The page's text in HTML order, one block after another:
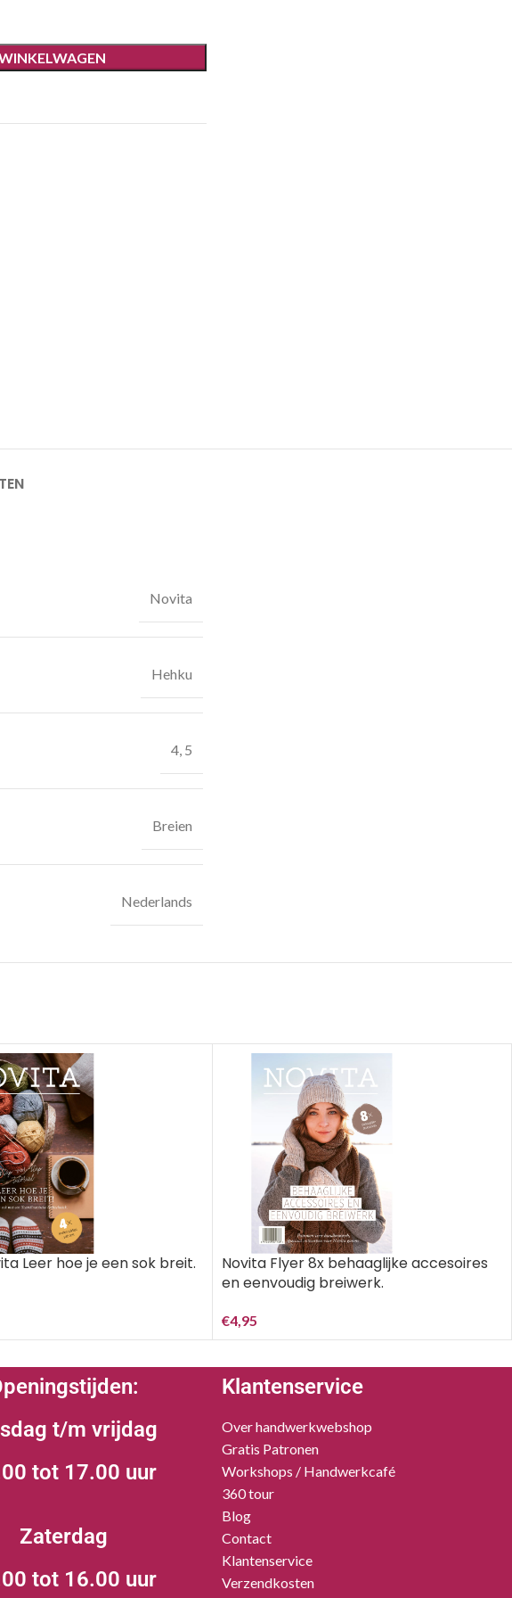
Novita
Hehku
4, 5
Breien
Nederlands
Leer hoe je een sok breit.
Novita Flyer 8x behaaglijke accesoires
en eenvoudig breiwerk.
€4,95
t/m vrijdag
tot 17.00 uur
Zaterdag
tot 16.00 uur
Klantenservice
Over handwerkwebshop
Gratis Patronen
Workshops / Handwerkcafé
360 tour
Blog
Contact
Klantenservice
Verzendkosten